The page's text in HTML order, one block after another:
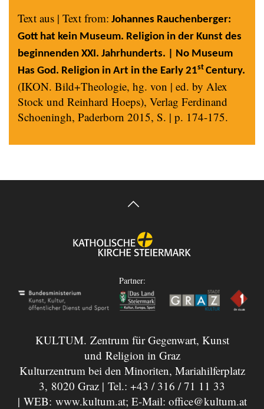
Text aus | Text from: Johannes Rauchenberger:
Gott hat kein Museum. Religion in der Kunst des
beginnenden XXI. Jahrhunderts. | No Museum
Has God. Religion in Art in the Early 21st Century.
(IKON. Bild+Theologie, hg. von | ed. by Alex
Stock und Reinhard Hoeps), Verlag Ferdinand
Schoeningh, Paderborn 2015, S. | p. 174-175.
Partner:
KULTUM. Zentrum für Gegenwart, Kunst
und Religion in Graz
Kulturzentrum bei den Minoriten, Mariahilferplatz
3, 8020 Graz | Tel.: +43 / 316 / 71 11 33
| WEB: www.kultum.at; E-Mail: office@kultum.at